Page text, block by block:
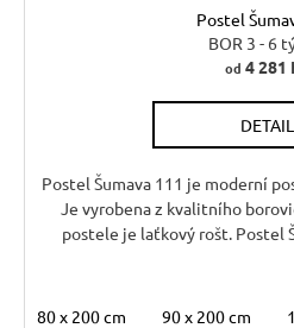
Postel
BOR 3 - 6
od 4 281
DETAIL
Postel Šumava 111 je moderní
Je vyrobena z kvalitního
postele je laťkový rošt. Postel
80 x 200 cm 90 x 200 cm